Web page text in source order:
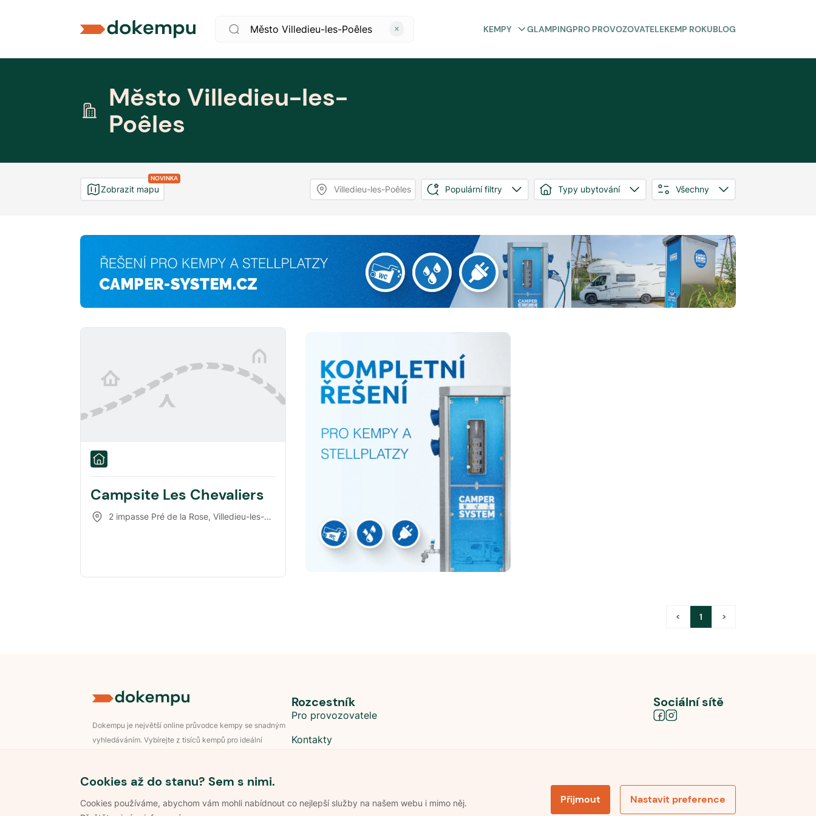
KEMPY GLAMPINGPRO PROVOZOVATELEKEMP ROKUBLOG
Město Villedieu-les-
Poêles
NOVINKA
Zobrazit mapu Villedieu-les-Poêles Populární filtry Typy ubytování Všechny
Campsite Les Chevaliers
2 impasse Pré de la Rose,Villedieu-les-Poêles
< 1 >
Cookies až do stanu? Sem s nimi.
Cookies používáme, abychom vám mohli nabídnout co nejlepší služby na našem webu i mimo něj.
Přijmout Nastavit preference
Dokempu je největší online průvodce kempy se snadným
vyhledáváním. Vybírejte z tisíců kempů pro ideální
Rozcestník
Pro provozovatele
Kontakty
Sociální sítě